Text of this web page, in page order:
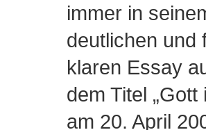
immer in
deutlichen und
klaren Essay
dem Titel
am 20. April